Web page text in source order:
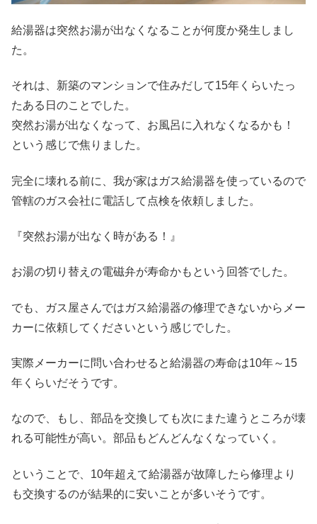
給湯器は突然お湯が出なくなることが何度か発生しまし
た。
それは、新築のマンションで住みだして15年くらいたっ
たある日のことでした。
突然お湯が出なくなって、お風呂に入れなくなるかも！
という感じで焦りました。
完全に壊れる前に、我が家はガス給湯器を使っているので
管轄のガス会社に電話して点検を依頼しました。
『突然お湯が出なく時がある！』
お湯の切り替えの電磁弁が寿命かもという回答でした。
でも、ガス屋さんではガス給湯器の修理できないからメー
カーに依頼してくださいという感じでした。
実際メーカーに問い合わせると給湯器の寿命は10年～15
年くらいだそうです。
なので、もし、部品を交換しても次にまた違うところが壊
れる可能性が高い。部品もどんどんなくなっていく。
ということで、10年超えて給湯器が故障したら修理より
も交換するのが結果的に安いことが多いそうです。